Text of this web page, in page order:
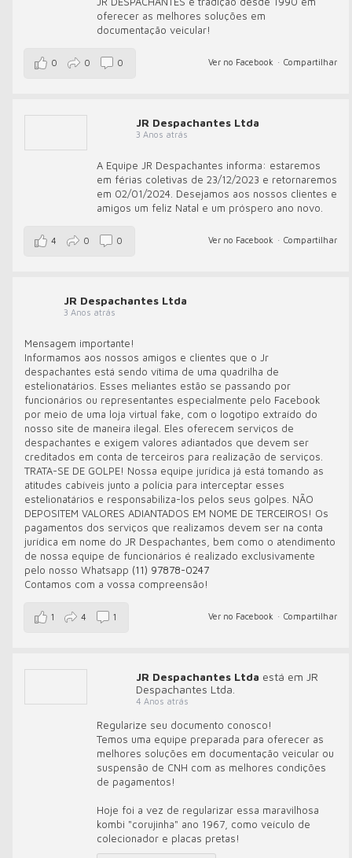
oferecer as melhores soluções em
documentação veicular!
Ver no Facebook · Compartilhar
0 0 0
JR Despachantes Ltda
3 Anos atrás
A Equipe JR Despachantes informa: estaremos
em férias coletivas de 23/12/2023 e retornaremos
em 02/01/2024. Desejamos aos nossos clientes e
amigos um feliz Natal e um próspero ano novo.
Ver no Facebook · Compartilhar
4 0 0
JR Despachantes Ltda
3 Anos atrás
Mensagem importante!
Informamos aos nossos amigos e clientes que o Jr
despachantes está sendo vítima de uma quadrilha de
estelionatários. Esses meliantes estão se passando por
funcionários ou representantes especialmente pelo Facebook
por meio de uma loja virtual fake, com o logotipo extraído do
nosso site de maneira ilegal. Eles oferecem serviços de
despachantes e exigem valores adiantados que devem ser
creditados em conta de terceiros para realização de serviços.
TRATA-SE DE GOLPE! Nossa equipe jurídica já está tomando as
atitudes cabíveis junto a polícia para interceptar esses
estelionatários e responsabiliza-los pelos seus golpes. NÃO
DEPOSITEM VALORES ADIANTADOS EM NOME DE TERCEIROS! Os
pagamentos dos serviços que realizamos devem ser na conta
jurídica em nome do JR Despachantes, bem como o atendimento
de nossa equipe de funcionários é realizado exclusivamente
pelo nosso Whatsapp (11) 97878-0247
Contamos com a vossa compreensão!
Ver no Facebook · Compartilhar
1 4 1
JR Despachantes Ltda está em JR
Despachantes Ltda.
4 Anos atrás
Regularize seu documento conosco!
Temos uma equipe preparada para oferecer as
melhores soluções em documentação veicular ou
suspensão de CNH com as melhores condições
de pagamentos!
Hoje foi a vez de regularizar essa maravilhosa
kombi "corujinha" ano 1967, como veículo de
colecionador e placas pretas!